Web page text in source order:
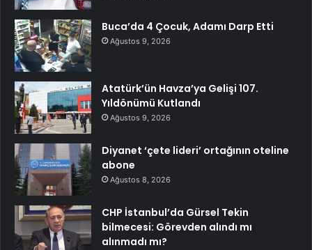
Buca’da 4 Çocuk, Adamı Darp Etti
Ağustos 9, 2026
Atatürk’ün Havza’ya Gelişi 107.
Yıldönümü Kutlandı
Ağustos 9, 2026
Diyanet ‘çete lideri’ ortağının oteline
abone
Ağustos 8, 2026
CHP İstanbul’da Gürsel Tekin
bilmecesi: Görevden alındı mı
alınmadı mı?